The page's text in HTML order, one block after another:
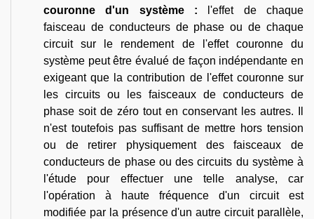
couronne d'un système : l'effet de chaque
faisceau de conducteurs de phase ou de chaque
circuit sur le rendement de l'effet couronne du
système peut être évalué de façon indépendante en
exigeant que la contribution de l'effet couronne sur
les circuits ou les faisceaux de conducteurs de
phase soit de zéro tout en conservant les autres. Il
n'est toutefois pas suffisant de mettre hors tension
ou de retirer physiquement des faisceaux de
conducteurs de phase ou des circuits du système à
l'étude pour effectuer une telle analyse, car
l'opération à haute fréquence d'un circuit est
modifiée par la présence d'un autre circuit parallèle,